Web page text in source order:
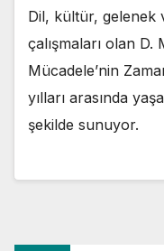
Dil, kültür, gelenek
çalışmaları olan D.
Mücadele’nin
yılları arasında
şekilde sunuyor.